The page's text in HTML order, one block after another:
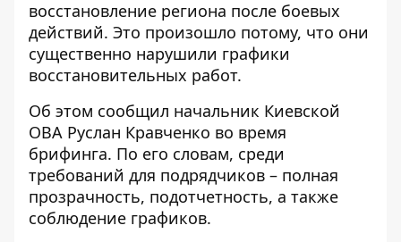
восстановление региона после боевых
действий. Это произошло потому, что они
существенно нарушили графики
восстановительных работ.
Об этом сообщил начальник Киевской
ОВА Руслан Кравченко во время
брифинга. По его словам, среди
требований для подрядчиков – полная
прозрачность, подотчетность, а также
соблюдение графиков.